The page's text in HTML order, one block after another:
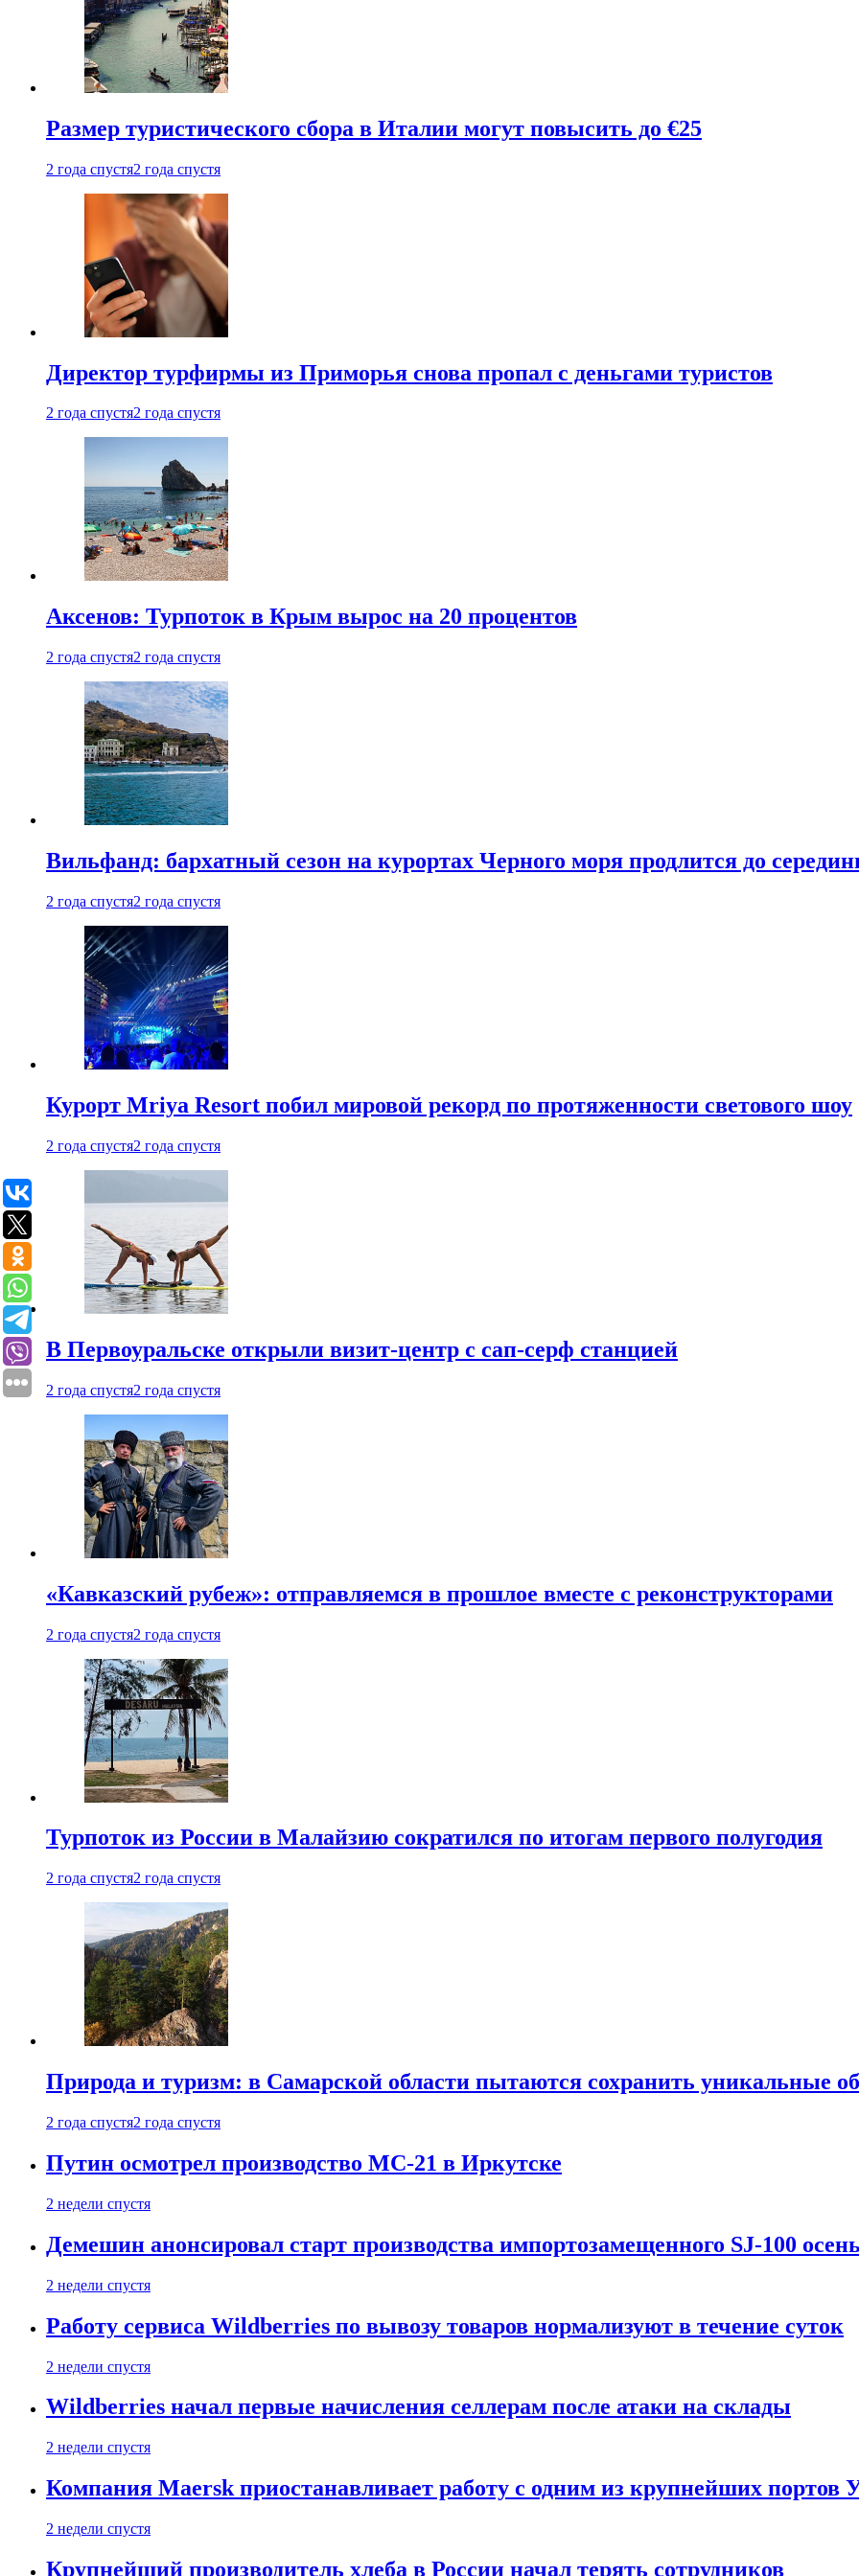
Размер туристического сбора в Италии могут повысить до €25
2 года спустя2 года спустя
Директор турфирмы из Приморья снова пропал с деньгами туристов
2 года спустя2 года спустя
Аксенов: Турпоток в Крым вырос на 20 процентов
2 года спустя2 года спустя
Вильфанд: бархатный сезон на курортах Черного моря продлится до
2 года спустя2 года спустя
Курорт Mriya Resort побил мировой рекорд по протяженности светового шоу
2 года спустя2 года спустя
В Первоуральске открыли визит-центр с сап-серф станцией
2 года спустя2 года спустя
«Кавказский рубеж»: отправляемся в прошлое вместе с реконструкторами
2 года спустя2 года спустя
Турпоток из России в Малайзию сократился по итогам первого полугодия
2 года спустя2 года спустя
Природа и туризм: в Самарской области пытаются сохранить уникальные
2 года спустя2 года спустя
Путин осмотрел производство МС-21 в Иркутске
2 недели спустя
Демешин анонсировал старт производства импортозамещенного SJ-100
2 недели спустя
Работу сервиса Wildberries по вывозу товаров нормализуют в течение суток
2 недели спустя
Wildberries начал первые начисления селлерам после атаки на склады
2 недели спустя
Компания Maersk приостанавливает работу с одним из крупнейших портов
2 недели спустя
Крупнейший производитель хлеба в России начал терять сотрудников